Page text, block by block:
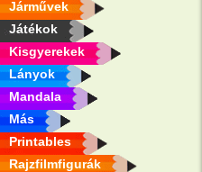
Járművek
Játékok
Kisgyerekek
Lányok
Mandala
Más
Printables
Rajzfilmfigurák